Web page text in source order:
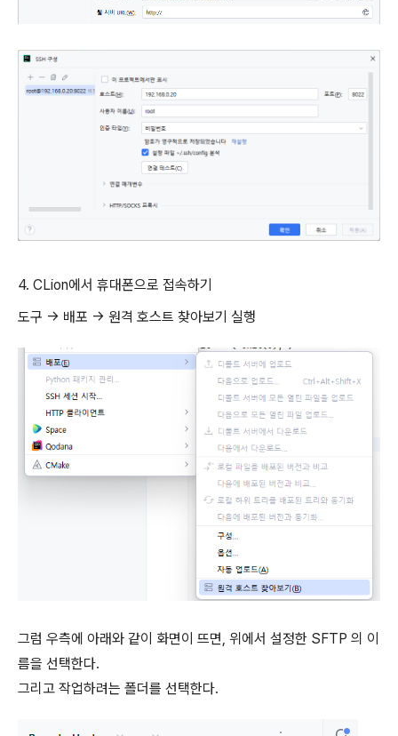
4. CLion에서 휴대폰으로 접속하기
도구 -> 배포 -> 원격 호스트 찾아보기 실행
그럼 우측에 아래와 같이 화면이 뜨면, 위에서 설정한 SFTP 의 이
름을 선택한다.
그리고 작업하려는 폴더를 선택한다.